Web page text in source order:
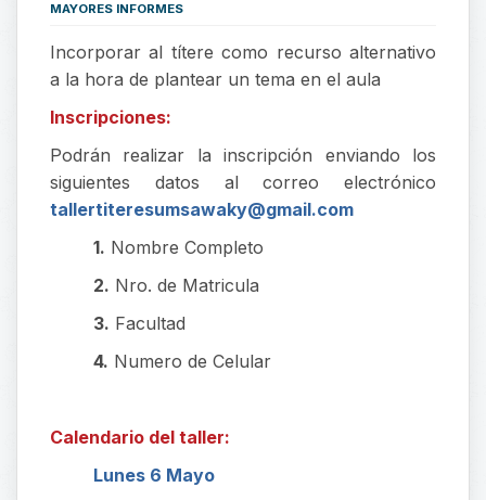
MAYORES INFORMES
Incorporar al títere como recurso alternativo
a la hora de plantear un tema en el aula
Inscripciones:
Podrán realizar la inscripción enviando los
siguientes datos al correo electrónico
tallertiteresumsawaky@gmail.com
1. Nombre Completo
2. Nro. de Matricula
3. Facultad
4. Numero de Celular
Calendario del taller:
Lunes 6 Mayo